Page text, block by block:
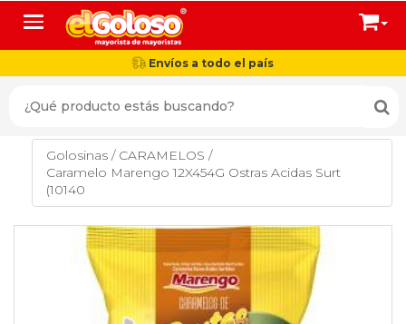
Toggle navigation
Envíos a todo el país
Golosinas / CARAMELOS /
Caramelo Marengo 12X454G Ostras Acidas Surt
(10140